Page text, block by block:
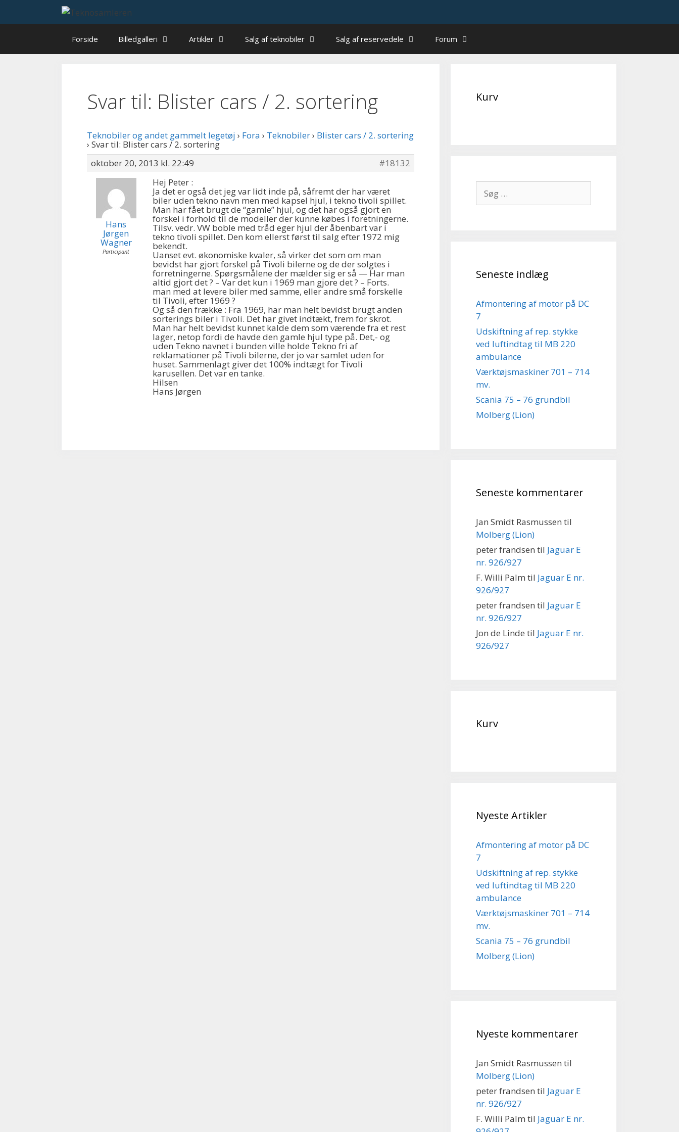
Forside Billedgalleri Artikler Salg af teknobiler Salg af reservedele Forum
Svar til: Blister cars / 2. sortering
Teknobiler og andet gammelt legetøj › Fora › Teknobiler› Blister cars / 2. sortering
› Svar til: Blister cars / 2. sortering
oktober 20, 2013 kl. 22:49
#18132
Hans
Jørgen
Wagner
Participant
Hej Peter :
Ja det er også det jeg var lidt inde på, såfremt der har været
biler uden tekno navn men med kapsel hjul, i tekno tivoli spillet.
Man har fået brugt de “gamle” hjul, og det har også gjort en
forskel i forhold til de modeller der kunne købes i foretningerne.
Tilsv. vedr. VW boble med tråd eger hjul der åbenbart var i
tekno tivoli spillet. Den kom ellerst først til salg efter 1972 mig
bekendt.
Uanset evt. økonomiske kvaler, så virker det som om man
bevidst har gjort forskel på Tivoli bilerne og de der solgtes i
forretningerne. Spørgsmålene der mælder sig er så — Har man
altid gjort det ? – Var det kun i 1969 man gjore det ? – Forts.
man med at levere biler med samme, eller andre små forskelle
til Tivoli, efter 1969 ?
Og så den frække : Fra 1969, har man helt bevidst brugt anden
sorterings biler i Tivoli. Det har givet indtækt, frem for skrot.
Man har helt bevidst kunnet kalde dem som værende fra et rest
lager, netop fordi de havde den gamle hjul type på. Det,- og
uden Tekno navnet i bunden ville holde Tekno fri af
reklamationer på Tivoli bilerne, der jo var samlet uden for
huset. Sammenlagt giver det 100% indtægt for Tivoli
karusellen. Det var en tanke.
Hilsen
Hans Jørgen
Kurv
efter:
Seneste indlæg
Afmontering af motor på DC
7
Udskiftning af rep. stykke
ved luftindtag til MB 220
ambulance
Værktøjsmaskiner 701 – 714
mv.
Scania 75 – 76 grundbil
Molberg (Lion)
Seneste kommentarer
Jan Smidt Rasmussen til
Molberg (Lion)
peter frandsen til Jaguar E
nr. 926/927
F. Willi Palm til Jaguar E nr.
926/927
peter frandsen til Jaguar E
nr. 926/927
Jon de Linde til Jaguar E nr.
926/927
Kurv
Nyeste Artikler
Afmontering af motor på DC
7
Udskiftning af rep. stykke
ved luftindtag til MB 220
ambulance
Værktøjsmaskiner 701 – 714
mv.
Scania 75 – 76 grundbil
Molberg (Lion)
Nyeste kommentarer
Jan Smidt Rasmussen til
Molberg (Lion)
peter frandsen til Jaguar E
nr. 926/927
F. Willi Palm til Jaguar E nr.